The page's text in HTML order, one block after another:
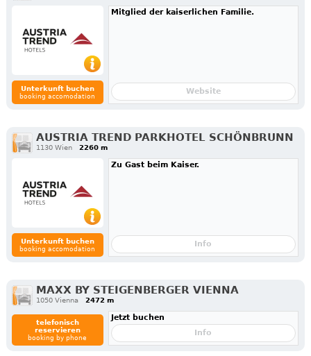
Unterkunft buchen
booking accomodation
Mitglied der kaiserlichen Familie.
Website
AUSTRIA TREND PARKHOTEL SCHÖNBRUNN
1130 Wien 2260 m
Unterkunft buchen
booking accomodation
Zu Gast beim Kaiser.
Info
MAXX BY STEIGENBERGER VIENNA
1050 Vienna 2472 m
telefonisch
reservieren
booking by phone
Jetzt buchen
Info